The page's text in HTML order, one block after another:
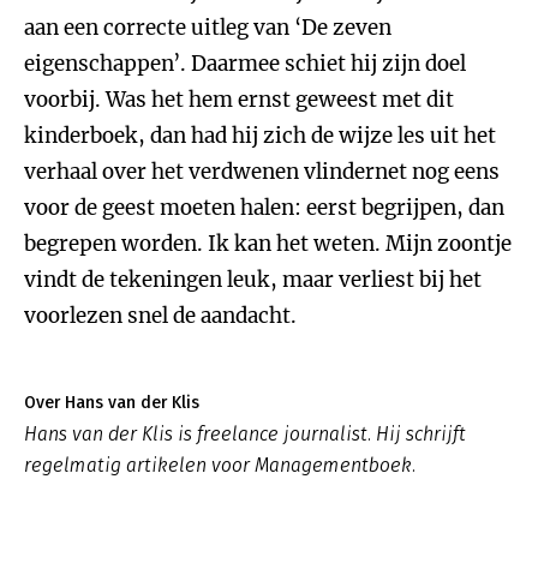
aan een correcte uitleg van ‘De zeven
eigenschappen’. Daarmee schiet hij zijn doel
voorbij. Was het hem ernst geweest met dit
kinderboek, dan had hij zich de wijze les uit het
verhaal over het verdwenen vlindernet nog eens
voor de geest moeten halen: eerst begrijpen, dan
begrepen worden. Ik kan het weten. Mijn zoontje
vindt de tekeningen leuk, maar verliest bij het
voorlezen snel de aandacht.
Over Hans van der Klis
Hans van der Klis is freelance journalist. Hij schrijft
regelmatig artikelen voor Managementboek.